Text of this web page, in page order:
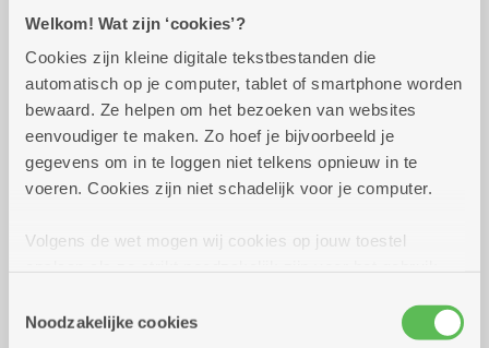
Welkom! Wat zijn ‘cookies’?
Cookies zijn kleine digitale tekstbestanden die
automatisch op je computer, tablet of smartphone worden
bewaard. Ze helpen om het bezoeken van websites
eenvoudiger te maken. Zo hoef je bijvoorbeeld je
gegevens om in te loggen niet telkens opnieuw in te
voeren. Cookies zijn niet schadelijk voor je computer.
Volgens de wet mogen wij cookies op jouw toestel
cookies hebben we jouw toestemming nodig. Sommige
Noodzakelijke cookies
Praktisch
Wekelijks op woensdag tot 31
december 2026
14.00 uur tot
17.00 uur
Gratis
Reserveer vervoer
Dienstencentrum Ten Gaarde
2018 Antwerpen